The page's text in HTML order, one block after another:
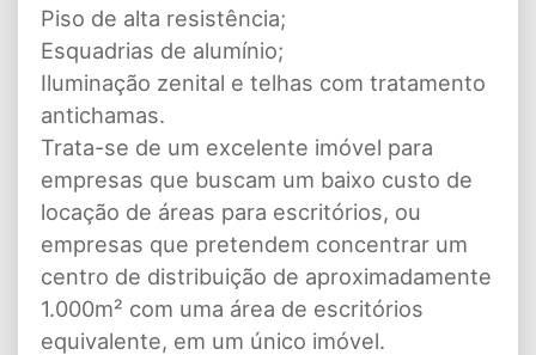
Piso de alta resistência;
Esquadrias de alumínio;
Iluminação zenital e telhas com tratamento
antichamas.
Trata-se de um excelente imóvel para
empresas que buscam um baixo custo de
locação de áreas para escritórios, ou
empresas que pretendem concentrar um
centro de distribuição de aproximadamente
1.000m² com uma área de escritórios
equivalente, em um único imóvel.